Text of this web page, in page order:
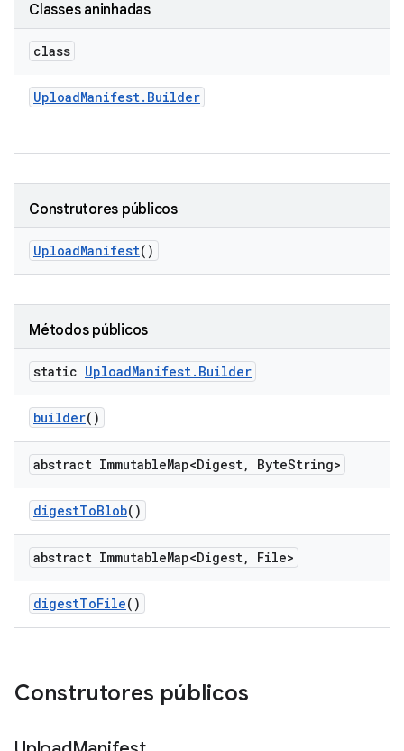
Classes aninhadas
class
UploadManifest. Builder
Construtores públicos
UploadManifest()
Métodos públicos
static UploadManifest. Builder
builder()
abstract ImmutableMap<Digest, ByteString>
digestToBlob()
abstract ImmutableMap<Digest, File>
digestToFile()
Construtores públicos